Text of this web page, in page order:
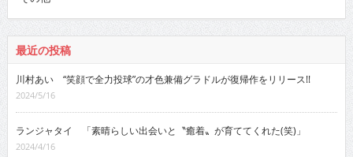
最近の投稿
川村あい “笑顔で全力投球”の才色兼備グラドルが復帰作をリリース!!
2024/5/16
ランジャタイ 「素晴らしい出会いと〝癒着〟が育ててくれた(笑)」
2024/4/16